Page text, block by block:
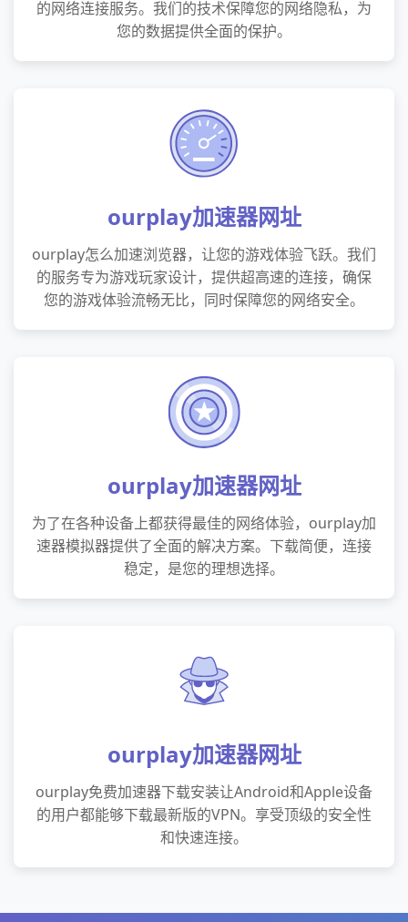
的网络连接服务。我们的技术保障您的网络隐私，为
您的数据提供全面的保护。
ourplay加速器网址
ourplay怎么加速浏览器，让您的游戏体验飞跃。我们
的服务专为游戏玩家设计，提供超高速的连接，确保
您的游戏体验流畅无比，同时保障您的网络安全。
ourplay加速器网址
为了在各种设备上都获得最佳的网络体验，ourplay加
速器模拟器提供了全面的解决方案。下载简便，连接
稳定，是您的理想选择。
ourplay加速器网址
ourplay免费加速器下载安装让Android和Apple设备
的用户都能够下载最新版的VPN。享受顶级的安全性
和快速连接。